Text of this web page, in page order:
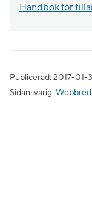
Handbok för
Publicerad: 2017-01-
Sidansvarig: